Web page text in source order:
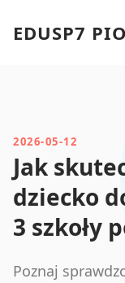
EDUSP7
2026-05-12
Jak
dziecko
3 szkoły
Poznaj